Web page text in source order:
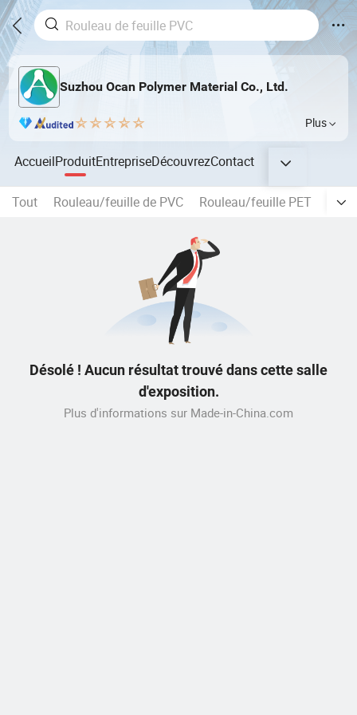
Suzhou Ocan Polymer Material Co., Ltd.
Plus
AccueilProduitEntrepriseDécouvrezContact
Tout Rouleau/feuille de PVC Rouleau/feuille PET Autre
Désolé ! Aucun résultat trouvé dans cette salle
d'exposition.
Plus d'informations sur Made-in-China.com